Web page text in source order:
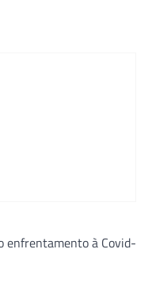
enfrentamento à Covid-